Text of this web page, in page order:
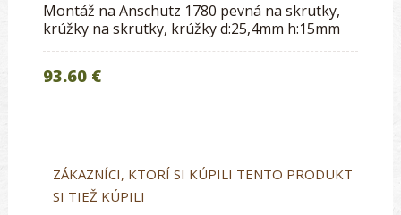
Montáž na Anschutz 1780 pevná na skrutky,
krúžky na skrutky, krúžky d:25,4mm h:15mm
93.60 €
ZÁKAZNÍCI, KTORÍ SI KÚPILI TENTO PRODUKT
SI TIEŽ KÚPILI